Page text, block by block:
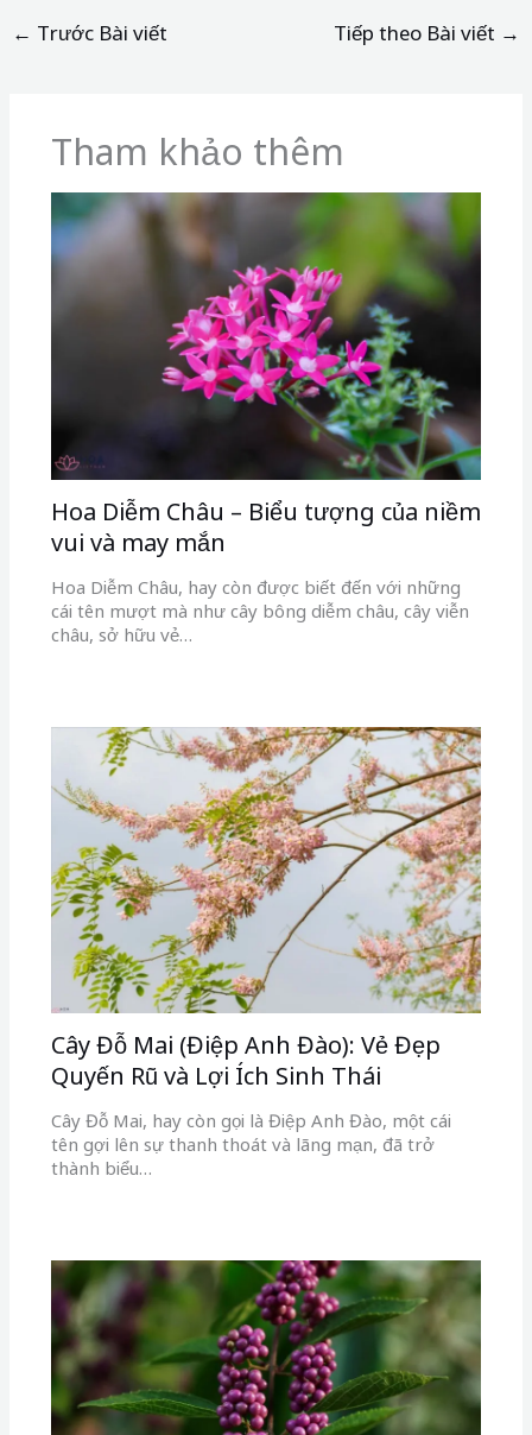
← Trước Bài viết Tiếp theo Bài viết →
Tham khảo thêm
Hoa Diễm Châu – Biểu tượng của niềm
vui và may mắn
Hoa Diễm Châu, hay còn được biết đến với những
cái tên mượt mà như cây bông diễm châu, cây viễn
châu, sở hữu vẻ…
Cây Đỗ Mai (Điệp Anh Đào): Vẻ Đẹp
Quyến Rũ và Lợi Ích Sinh Thái
Cây Đỗ Mai, hay còn gọi là Điệp Anh Đào, một cái
tên gợi lên sự thanh thoát và lãng mạn, đã trở
thành biểu…